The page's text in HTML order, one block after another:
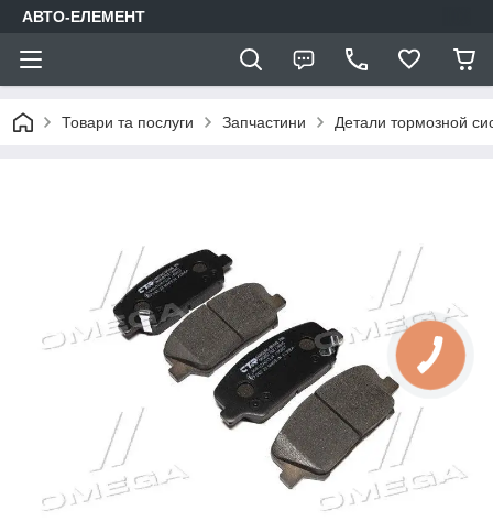
АВТО-ЕЛЕМЕНТ
Товари та послуги Запчастини Детали тормозной